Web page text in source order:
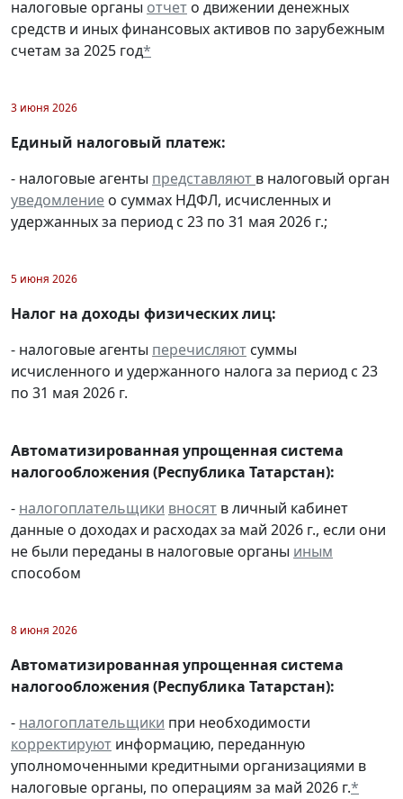
налоговые органы отчет о движении денежных
средств и иных финансовых активов по зарубежным
счетам за 2025 год*
3 июня 2026
Единый налоговый платеж:
- налоговые агенты представляют в налоговый орган
уведомление о суммах НДФЛ, исчисленных и
удержанных за период с 23 по 31 мая 2026 г.;
5 июня 2026
Налог на доходы физических лиц:
- налоговые агенты перечисляют суммы
исчисленного и удержанного налога за период с 23
по 31 мая 2026 г.
Автоматизированная упрощенная система
налогообложения (Республика Татарстан):
- налогоплательщики вносят в личный кабинет
данные о доходах и расходах за май 2026 г., если они
не были переданы в налоговые органы иным
способом
8 июня 2026
Автоматизированная упрощенная система
налогообложения (Республика Татарстан):
- налогоплательщики при необходимости
корректируют информацию, переданную
уполномоченными кредитными организациями в
налоговые органы, по операциям за май 2026 г.*